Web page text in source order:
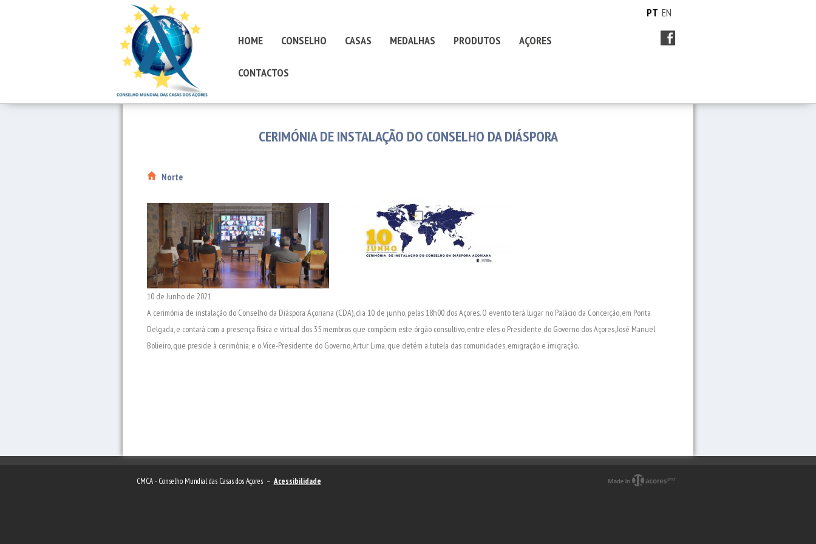
HOME CONSELHO CASAS MEDALHAS PRODUTOS AÇORES
CONTACTOS
PT EN
CERIMÓNIA DE INSTALAÇÃO DO CONSELHO DA DIÁSPORA
Norte
10 de Junho de 2021
A cerimónia de instalação do Conselho da Diáspora Açoriana (CDA), dia 10 de junho, pelas 18h00 dos Açores. O evento terá lugar no Palácio da Conceição, em Ponta
Delgada, e contará com a presença física e virtual dos 35 membros que compõem este órgão consultivo, entre eles o Presidente do Governo dos Açores, José Manuel
Bolieiro, que preside à cerimónia, e o Vice-Presidente do Governo, Artur Lima, que detém a tutela das comunidades, emigração e imigração.
CMCA - Conselho Mundial das Casas dos Açores – Acessibilidade